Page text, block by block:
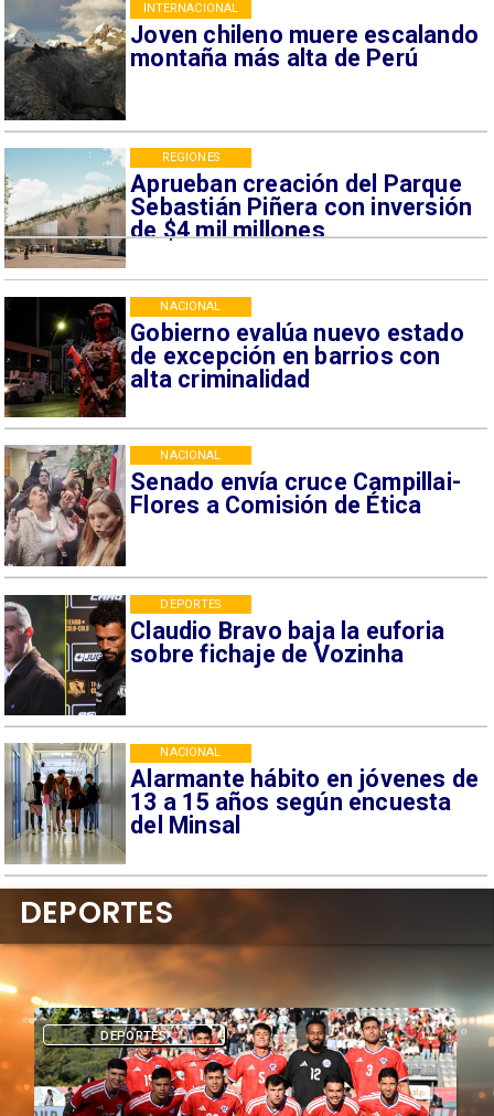
Joven chileno muere escalando
montaña más alta de Perú
INTERNACIONAL
Aprueban creación del Parque
Sebastián Piñera con inversión
de $4 mil millones
REGIONES
Gobierno evalúa nuevo estado
de excepción en barrios con
alta criminalidad
NACIONAL
Senado envía cruce Campillai-
Flores a Comisión de Ética
NACIONAL
Claudio Bravo baja la euforia
sobre fichaje de Vozinha
DEPORTES
Alarmante hábito en jóvenes de
13 a 15 años según encuesta
del Minsal
NACIONAL
DEPORTES
DEPORTES